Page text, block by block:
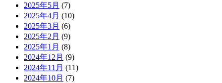
2025年5月 (7)
2025年4月 (10)
2025年3月 (6)
2025年2月 (9)
2025年1月 (8)
2024年12月 (9)
2024年11月 (11)
2024年10月 (7)